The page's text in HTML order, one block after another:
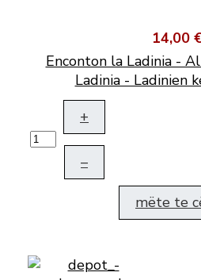
14,00
Enconton la Ladinia -
Ladinia - Ladinien
+
–
mëte te